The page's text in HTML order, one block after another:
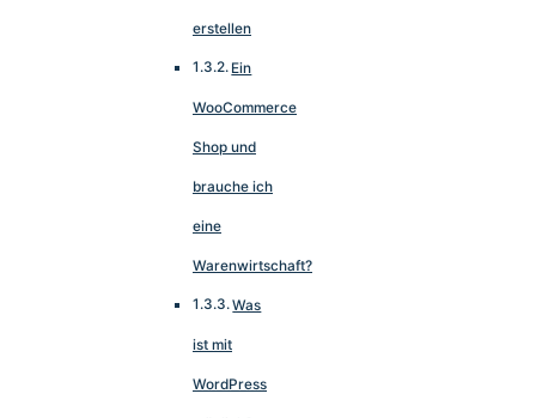
erstellen
Ein
WooCommerce
Shop und
brauche ich
eine
Warenwirtschaft?
Was
ist mit
WordPress